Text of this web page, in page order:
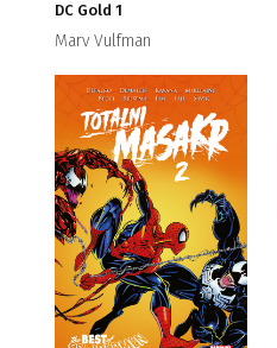
DC Gold 1
Marv Vulfman